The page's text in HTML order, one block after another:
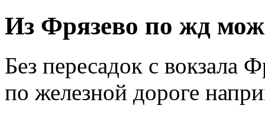
Из Фрязево по жд
Без пересадок с вокзала
по железной дороге